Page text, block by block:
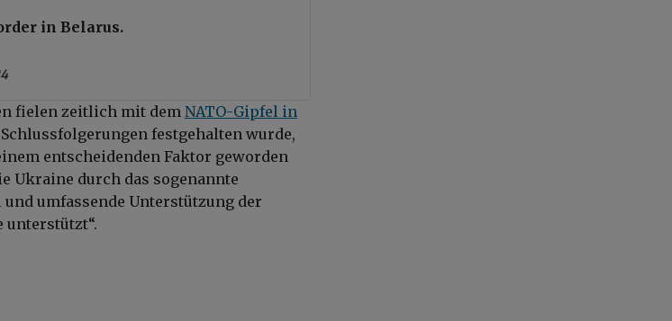
in Belarus.
fielen zeitlich mit dem NATO-Gipfel in
festgehalten wurde,
entscheidenden Faktor geworden
Ukraine durch das sogenannte
umfassende Unterstützung der